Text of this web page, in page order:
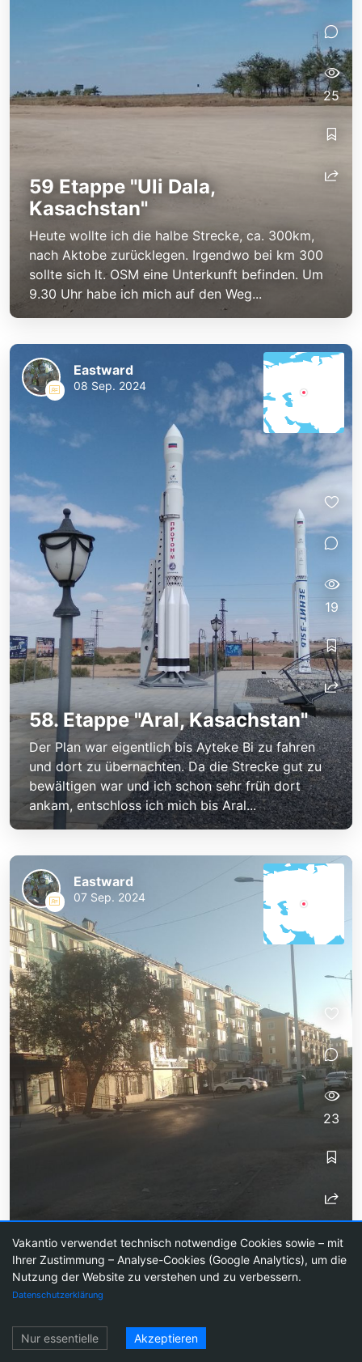
59 Etappe "Uli Dala,
Kasachstan"
Heute wollte ich die halbe Strecke, ca. 300km,
nach Aktobe zurücklegen. Irgendwo bei km 300
sollte sich lt. OSM eine Unterkunft befinden. Um
9.30 Uhr habe ich mich auf den Weg...
25
58. Etappe "Aral, Kasachstan"
Der Plan war eigentlich bis Ayteke Bi zu fahren
und dort zu übernachten. Da die Strecke gut zu
bewältigen war und ich schon sehr früh dort
ankam, entschloss ich mich bis Aral...
Eastward
08 Sep. 2024
19
Die Fahrt hierher verlief wieder reibungslos. Die
Landschaft wechselte von landwirtschaftlichen
Flächen zu Steppe und wieder zurück. Von der
Eastward
07 Sep. 2024
23
Vakantio verwendet technisch notwendige Cookies sowie – mit
Ihrer Zustimmung – Analyse-Cookies (Google Analytics), um die
Nutzung der Website zu verstehen und zu verbessern.
Datenschutzerklärung
Nur essentielle Akzeptieren